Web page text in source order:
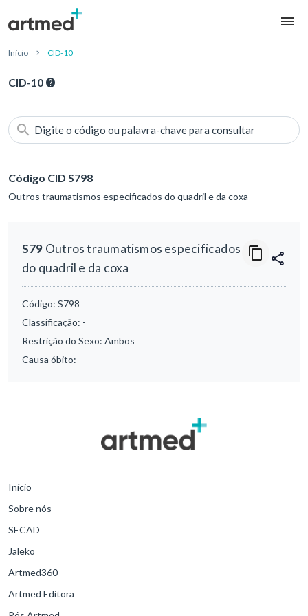
Início CID-10
CID-10
Digite o código ou palavra-chave para consultar
Código CID S798
Outros traumatismos especificados do quadril e da coxa
S79 Outros traumatismos especificados
do quadril e da coxa
Código: S798
Classificação: -
Restrição do Sexo: Ambos
Causa óbito: -
Início
Sobre nós
SECAD
Jaleko
Artmed360
Artmed Editora